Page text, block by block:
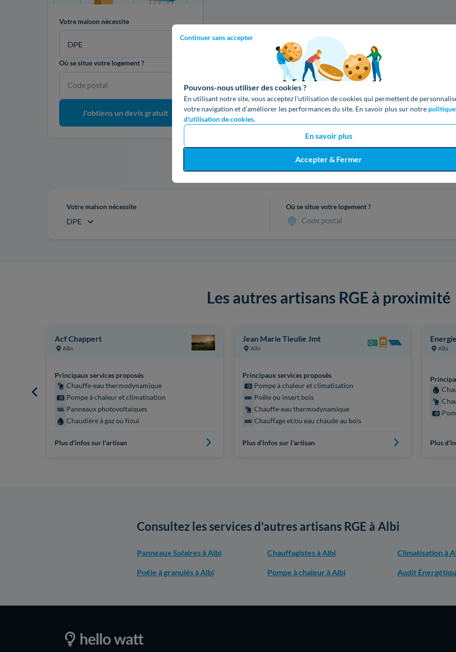
Continuer sans accepter
Pouvons-nous utiliser des cookies ?
En utilisant notre site, vous acceptez l’utilisation de cookies qui permettent de
votre navigation et d’améliorer les performances du site. En savoir plus sur notre politique
d'utilisation de cookies.
En savoir plus
Accepter & Fermer
Votre maison nécessite
DPE
Où se situe votre logement ?
Code postal
J'obtiens un devis gratuit
Recevez votre devis gratuit en 3 clics
Votre maison nécessite
DPE
Où se situe votre logement ?
Code postal
Les autres artisans RGE à proximité
Acf Chappert
Albi
Principaux services proposés
Chauffe-eau thermodynamique
Pompe à chaleur et climatisation
Panneaux photovoltaïques
Chaudière à gaz ou fioul
Plus d'infos sur l'artisan
Jean Marie Tieulie Jmt
Albi
Principaux services proposés
Pompe à chaleur et climatisation
Poêle ou insert bois
Chauffe-eau thermodynamique
Chauffage et/ou eau chaude au bois
Plus d'infos sur l'artisan
Albi
Plus
Consultez les services d'autres artisans RGE à Albi
Panneaux Solaires à Albi Chauffagistes à Albi Climatisation à
Poêle à granulés à Albi Pompe à chaleur à Albi Audit